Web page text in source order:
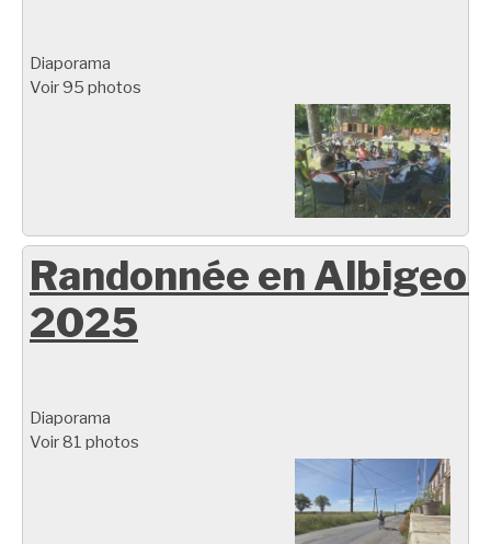
Diaporama
Voir 95 photos
Randonnée en
2025
Diaporama
Voir 81 photos